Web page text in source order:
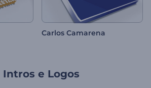
Carlos Camarena
Intros e Logos